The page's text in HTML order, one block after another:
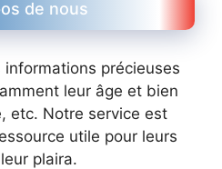
de nous
précieuses
leur âge et bien
etc. Notre service est
utile pour leurs
plaira.